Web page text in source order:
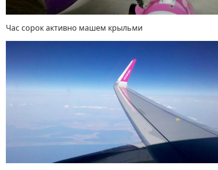
Час сорок активно машем крыльми